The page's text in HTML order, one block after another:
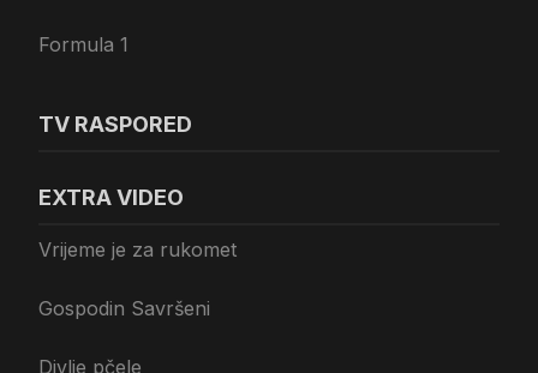
Formula 1
TV RASPORED
EXTRA VIDEO
Vrijeme je za rukomet
Gospodin Savršeni
Divlje pčele